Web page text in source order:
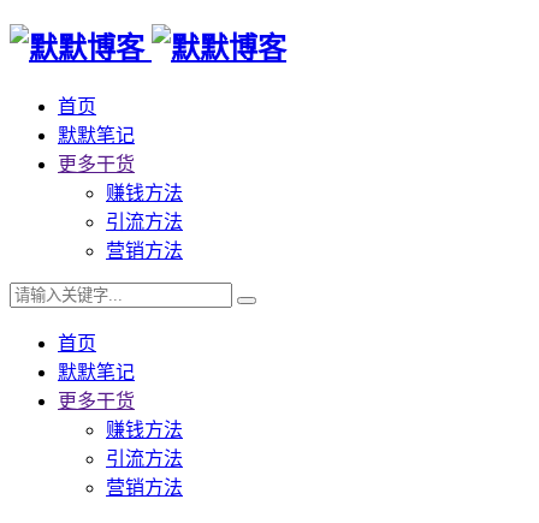
首页
默默笔记
更多干货
赚钱方法
引流方法
营销方法
首页
默默笔记
更多干货
赚钱方法
引流方法
营销方法